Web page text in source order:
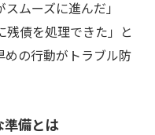
ムーズに進んだ」
残債を処理できた」と
めの行動がトラブル防
準備とは